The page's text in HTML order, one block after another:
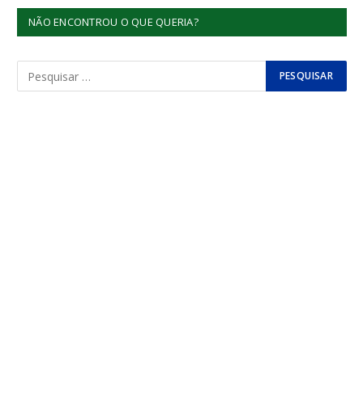
NÃO ENCONTROU O QUE QUERIA?